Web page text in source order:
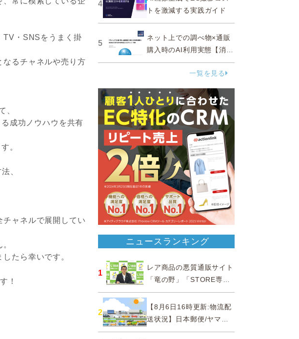
TV・SNSをうまく掛
なるチャネルや売り方
、
成功ノウハウを共有
。
、
ャネルで展開してい
たら幸いです。
！
4
トを激減する実践ガイド
5
ネット上での調べ物×通販
購入時のAI利用実態【消費
者調査 2025】
一覧を見る
ニュースランキング
1
レア商品の悪質通販サイト
「竜の野」「STORE専門
ショップ」などに注意…消
費者庁
2
【8月6日16時更新:物流配
送状況】日本郵便/ヤマト
運輸/佐川急便/西濃運輸/福